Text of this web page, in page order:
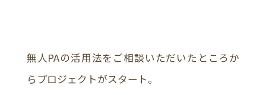
無人PAの活用法をご相談いただいたところか
らプロジェクトがスタート。